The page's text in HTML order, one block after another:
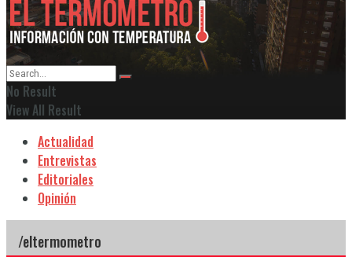
No Result
View All Result
Actualidad
Entrevistas
Editoriales
Opinión